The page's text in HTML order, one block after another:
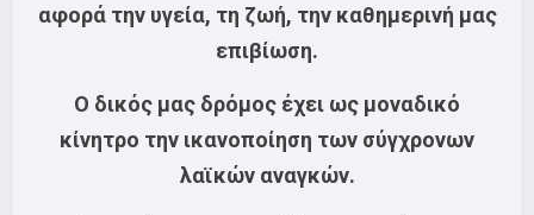
αφορά την υγεία, τη ζωή, την καθημερινή μας
επιβίωση.
Ο δικός μας δρόμος έχει ως μοναδικό
κίνητρο την ικανοποίηση των σύγχρονων
λαϊκών αναγκών.